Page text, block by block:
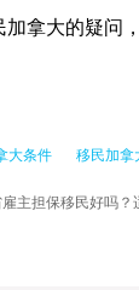
拿大的疑问
大条件 移民加拿
雇主担保移民好吗？